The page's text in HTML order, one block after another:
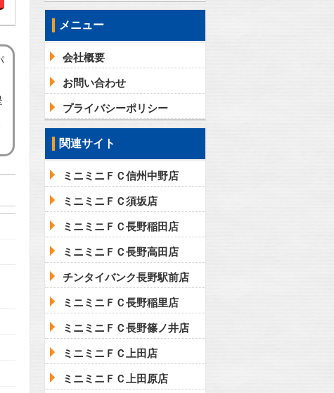
メニュー
会社概要
お問い合わせ
プライバシーポリシー
関連サイト
ミニミニＦＣ信州中野店
ミニミニＦＣ須坂店
ミニミニＦＣ長野稲田店
ミニミニＦＣ長野高田店
チンタイバンク長野駅前店
ミニミニＦＣ長野稲里店
ミニミニＦＣ長野篠ノ井店
ミニミニＦＣ上田店
ミニミニＦＣ上田原店